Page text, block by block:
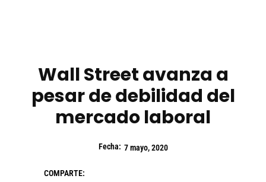
Wall Street avanza a
pesar de debilidad del
mercado laboral
Fecha: 7 mayo, 2020
COMPARTE: